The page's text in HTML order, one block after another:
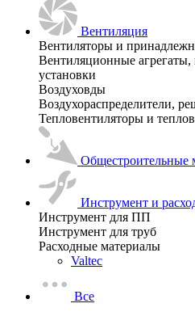
Вентиляция
Вентиляторы и
Вентиляционные
установки
Воздуховды
Воздухораспределители,
Тепловентиляторы и
Общестроительные
Инструмент и
Инструмент для ПП
Инструмент для труб
Расходные материалы
Valtec
Все